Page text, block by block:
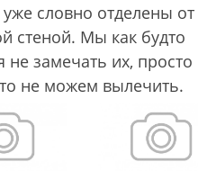
словно отделены от
стеной. Мы как будто
не замечать их, просто
не можем вылечить.